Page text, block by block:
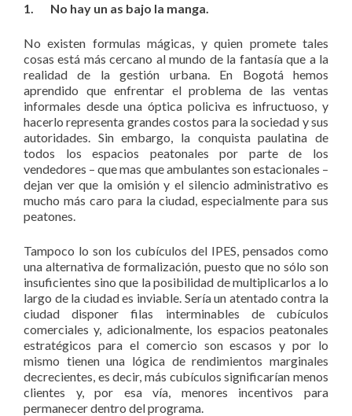
1. No hay un as bajo la manga.
No existen formulas mágicas, y quien promete tales
cosas está más cercano al mundo de la fantasía que a la
realidad de la gestión urbana. En Bogotá hemos
aprendido que enfrentar el problema de las ventas
informales desde una óptica policiva es infructuoso, y
hacerlo representa grandes costos para la sociedad y sus
autoridades. Sin embargo, la conquista paulatina de
todos los espacios peatonales por parte de los
vendedores – que mas que ambulantes son estacionales –
dejan ver que la omisión y el silencio administrativo es
mucho más caro para la ciudad, especialmente para sus
peatones.
Tampoco lo son los cubículos del IPES, pensados como
una alternativa de formalización, puesto que no sólo son
insuficientes sino que la posibilidad de multiplicarlos a lo
largo de la ciudad es inviable. Sería un atentado contra la
ciudad disponer filas interminables de cubículos
comerciales y, adicionalmente, los espacios peatonales
estratégicos para el comercio son escasos y por lo
mismo tienen una lógica de rendimientos marginales
decrecientes, es decir, más cubículos significarían menos
clientes y, por esa vía, menores incentivos para
permanecer dentro del programa.